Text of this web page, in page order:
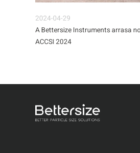
2024-04-29
A Bettersize Instruments arrasa
ACCSI 2024